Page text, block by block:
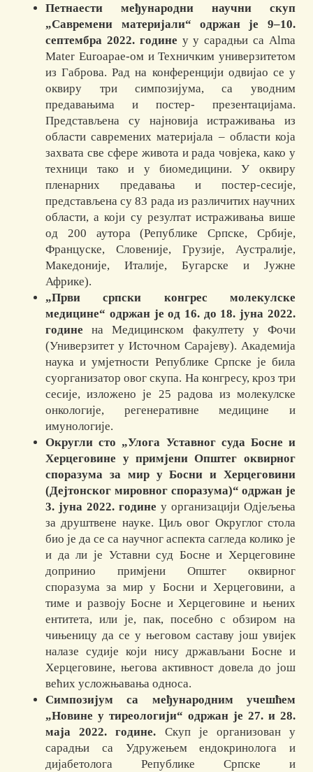
Петнаести међународни научни скуп
„Савремени материјали“ одржан је 9–10.
септембра 2022. године у у сарадњи са Alma
Mater Euroapae-ом и Техничким универзитетом
из Габрова. Рад на конференцији одвијао се у
оквиру три симпозијума, са уводним
предавањима и постер- презентацијама.
Представљена су најновија истраживања из
области савремених материјала – области која
захвата све сфере живота и рада човјека, како у
техници тако и у биомедицини. У оквиру
пленарних предавања и постер-сесије,
представљена су 83 рада из различитих научних
области, а који су резултат истраживања више
од 200 аутора (Републике Српске, Србије,
Француске, Словеније, Грузије, Аустралије,
Македоније, Италије, Бугарске и Јужне
Африке).
„Први српски конгрес молекулске
медицине“ одржан је од 16. до 18. јуна 2022.
године на Медицинском факултету у Фочи
(Универзитет у Источном Сарајеву). Академија
наука и умјетности Републике Српске је била
суорганизатор овог скупа. На конгресу, кроз три
сесије, изложено је 25 радова из молекулске
онкологије, регенеративне медицине и
имунологије.
Округли сто „Улога Уставног суда Босне и
Херцеговине у примјени Општег оквирног
споразума за мир у Босни и Херцеговини
(Дејтонског мировног споразума)“ одржан је
3. јуна 2022. године у организацији Одјељења
за друштвене науке. Циљ овог Округлог стола
био је да се са научног аспекта сагледа колико је
и да ли је Уставни суд Босне и Херцеговине
допринио примјени Општег оквирног
споразума за мир у Босни и Херцеговини, а
тиме и развоју Босне и Херцеговине и њених
ентитета, или је, пак, посебно с обзиром на
чињеницу да се у његовом саставу још увијек
налазе судије који нису држављани Босне и
Херцеговине, његова активност довела до још
већих усложњавања односа.
Симпозијум са међународним учешћем
„Новине у тиреологији“ одржан је 27. и 28.
маја 2022. године. Скуп је организован у
сарадњи са Удружењем ендокринолога и
дијабетолога Републике Српске и